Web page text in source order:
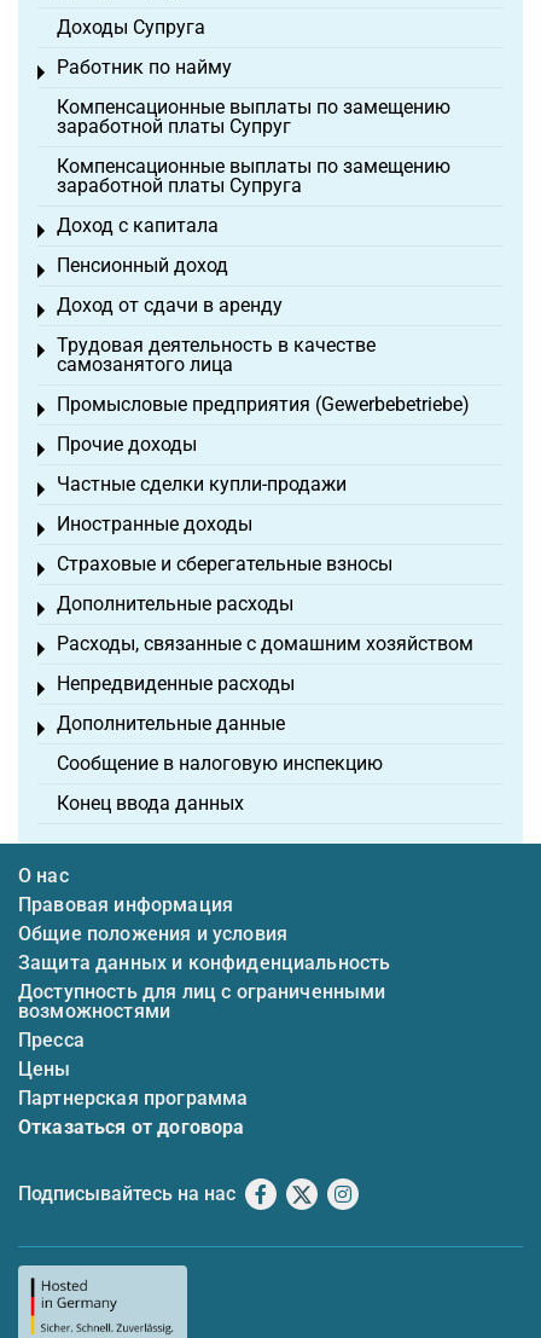
Доходы Супруга
Работник по найму
Toggle menu
Компенсационные выплаты по замещению
заработной платы Супруг
Компенсационные выплаты по замещению
заработной платы Супруга
Доход с капитала
Toggle menu
Пенсионный доход
Toggle menu
Доход от сдачи в аренду
Toggle menu
Трудовая деятельность в качестве
самозанятого лица
Toggle menu
Промысловые предприятия (Gewerbebetriebe)
Toggle menu
Прочие доходы
Toggle menu
Частные сделки купли-продажи
Toggle menu
Иностранные доходы
Toggle menu
Страховые и сберегательные взносы
Toggle menu
Дополнительные расходы
Toggle menu
Расходы, связанные с домашним хозяйством
Toggle menu
Непредвиденные расходы
Toggle menu
Дополнительные данные
Toggle menu
Сообщение в налоговую инспекцию
Конец ввода данных
О нас
Правовая информация
Общие положения и условия
Защита данных и конфиденциальность
Доступность для лиц с ограниченными
возможностями
Пресса
Цены
Партнерская программа
Отказаться от договора
Подписывайтесь на нас Facebook
X Instagram